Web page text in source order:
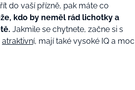
do vaší přízně, pak máte co
kdo by neměl rád lichotky a
Jakmile se chytnete, začne si s
atraktivní, mají také vysoké IQ a moc